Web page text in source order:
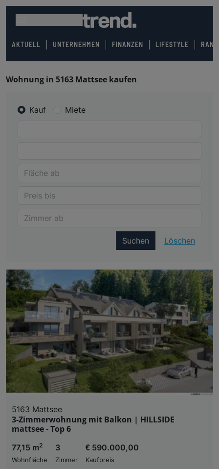
AKTUELL UNTERNEHMEN FINANZEN LIFESTYLE
Wohnung in 5163 Mattsee kaufen
Kauf Miete
Suchen Löschen
5163 Mattsee
3-Zimmerwohnung mit Balkon | HILLSIDE
mattsee - Top 6
77,15 m2
Wohnfläche
3
Zimmer
€ 590.000,00
Kaufpreis